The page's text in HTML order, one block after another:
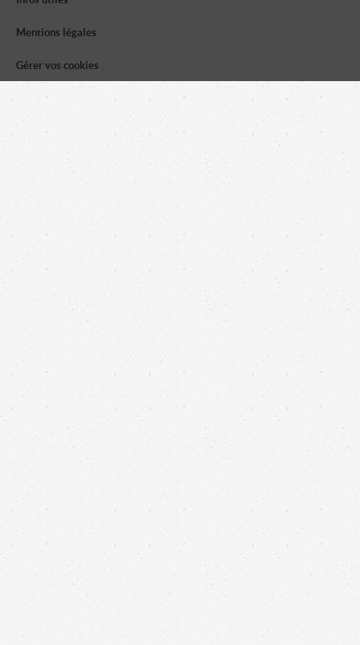
Mentions légales
Gérer vos cookies